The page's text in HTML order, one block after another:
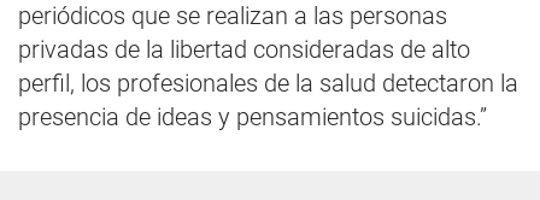
periódicos que se realizan a las personas
privadas de la libertad consideradas de alto
perfil, los profesionales de la salud detectaron la
presencia de ideas y pensamientos suicidas.”